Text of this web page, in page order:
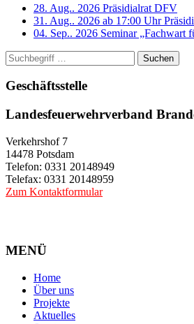
28. Aug.. 2026 Präsidialrat DFV
31. Aug.. 2026 ab 17:00 Uhr
04. Sep.. 2026 Seminar „Fachwart
Suchen
Geschäftsstelle
Landesfeuerwehrverband
Verkehrshof 7
14478 Potsdam
Telefon: 0331 20148949
Telefax: 0331 20148959
Zum Kontaktformular
MENÜ
Home
Über uns
Projekte
Aktuelles